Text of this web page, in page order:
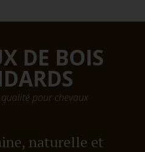
DE BOIS
pour chevaux
naturelle et